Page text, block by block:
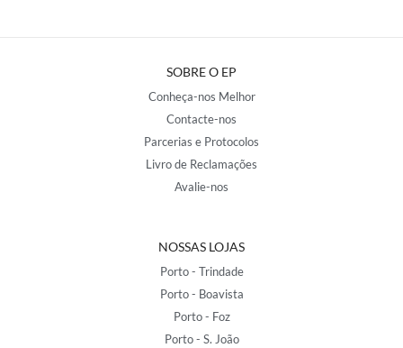
SOBRE O EP
Conheça-nos Melhor
Contacte-nos
Parcerias e Protocolos
Livro de Reclamações
Avalie-nos
NOSSAS LOJAS
Porto - Trindade
Porto - Boavista
Porto - Foz
Porto - S. João